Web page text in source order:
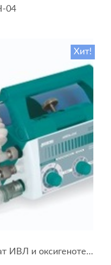
04
Хит!
Пневматический аппарат ИВЛ и оксигенотерапии портативный АИВЛп-2/20-«ТМТ»